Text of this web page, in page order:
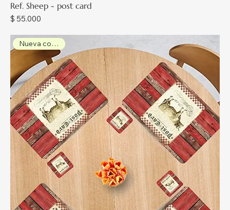
Ref. Sheep - post card
Precio
$ 55.000
Nueva colección